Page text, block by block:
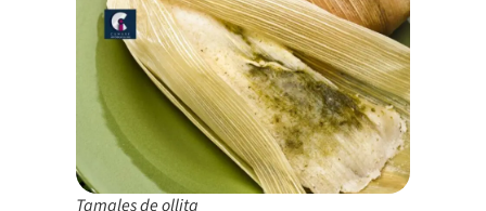
Tamales de ollita